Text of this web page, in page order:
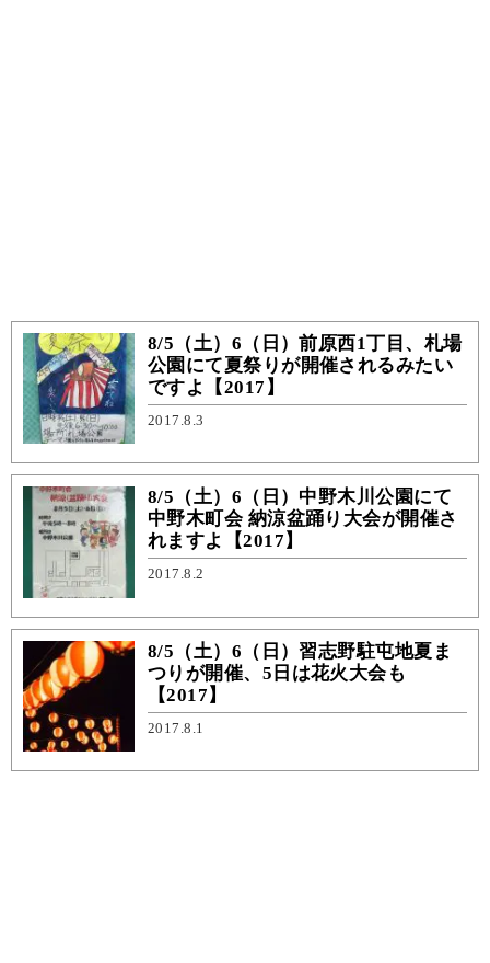
8/5（土）6（日）前原西1丁目、札場
公園にて夏祭りが開催されるみたい
ですよ【2017】
2017.8.3
8/5（土）6（日）中野木川公園にて
中野木町会 納涼盆踊り大会が開催さ
れますよ【2017】
2017.8.2
8/5（土）6（日）習志野駐屯地夏ま
つりが開催、5日は花火大会も
【2017】
2017.8.1